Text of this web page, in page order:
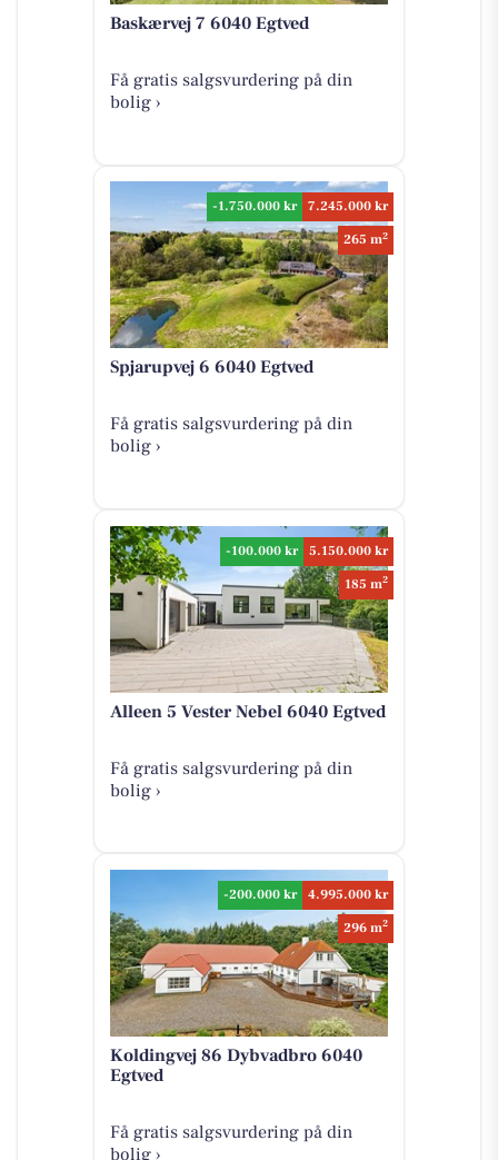
Baskærvej 7 6040 Egtved
Få gratis salgsvurdering på din
bolig ›
-1.750.000 kr
7.245.000 kr
265 m2
Spjarupvej 6 6040 Egtved
Få gratis salgsvurdering på din
bolig ›
-100.000 kr
5.150.000 kr
185 m2
Alleen 5 Vester Nebel 6040 Egtved
Få gratis salgsvurdering på din
bolig ›
-200.000 kr
4.995.000 kr
296 m2
Koldingvej 86 Dybvadbro 6040
Egtved
Få gratis salgsvurdering på din
bolig ›